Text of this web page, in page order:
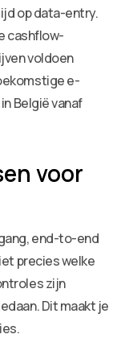
op data-entry.
cashflow-
voldoen
e-
België vanaf
voor
end-to-end
precies welke
zijn
Dit maakt je